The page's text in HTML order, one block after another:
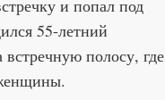
и попал под
55-летний
полосу, где